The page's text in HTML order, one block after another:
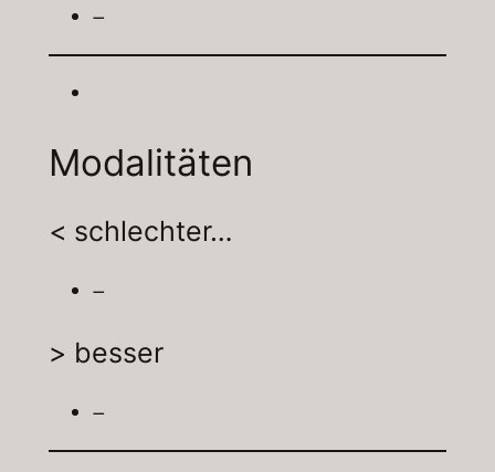
–
Modalitäten
< schlechter…
–
> besser
–